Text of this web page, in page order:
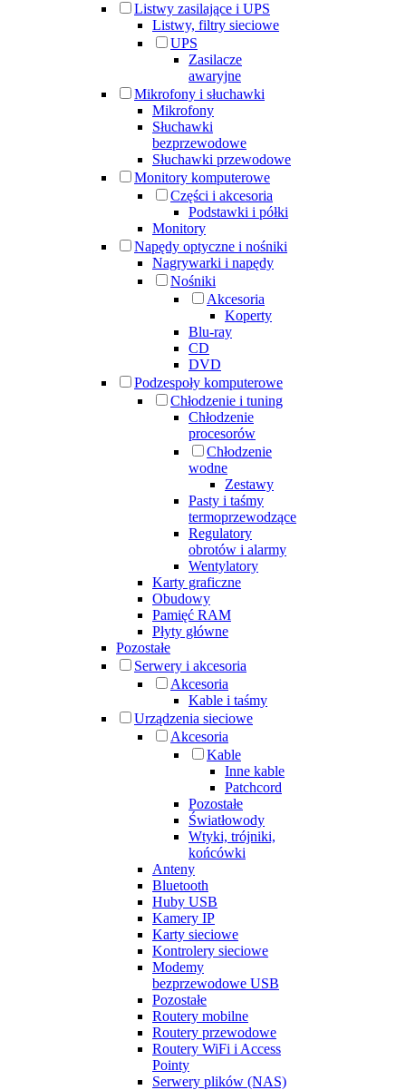
Listwy zasilające i UPS
Listwy, filtry sieciowe
UPS
Zasilacze
awaryjne
Mikrofony i słuchawki
Mikrofony
Słuchawki
bezprzewodowe
Słuchawki przewodowe
Monitory komputerowe
Części i akcesoria
Podstawki i półki
Monitory
Napędy optyczne i nośniki
Nagrywarki i napędy
Nośniki
Akcesoria
Koperty
Blu-ray
CD
DVD
Podzespoły komputerowe
Chłodzenie i tuning
Chłodzenie
procesorów
Chłodzenie
wodne
Zestawy
Pasty i taśmy
termoprzewodzące
Regulatory
obrotów i alarmy
Wentylatory
Karty graficzne
Obudowy
Pamięć RAM
Płyty główne
Pozostałe
Serwery i akcesoria
Akcesoria
Kable i taśmy
Urządzenia sieciowe
Akcesoria
Kable
Inne kable
Patchcord
Pozostałe
Światłowody
Wtyki, trójniki,
końcówki
Anteny
Bluetooth
Huby USB
Kamery IP
Karty sieciowe
Kontrolery sieciowe
Modemy
bezprzewodowe USB
Pozostałe
Routery mobilne
Routery przewodowe
Routery WiFi i Access
Pointy
Serwery plików (NAS)